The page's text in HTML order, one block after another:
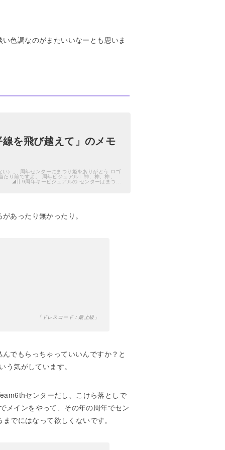
色調なのがまたいいなーとも思いま
を飛び越えて」のメモ
う ロゴ
アル：神、神、神、
あったり無かったり。
「ドレスコード：最上級」
でもらっちゃっていいんですか？と
気がしています。
センターだし、こけら落としで
メインをやって、その年の周年でセン
でにはなって欲しくないです。